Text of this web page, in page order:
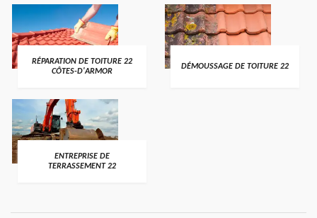
RÉPARATION DE TOITURE 22
CÔTES-D'ARMOR
DÉMOUSSAGE DE TOITURE 22
ENTREPRISE DE
TERRASSEMENT 22